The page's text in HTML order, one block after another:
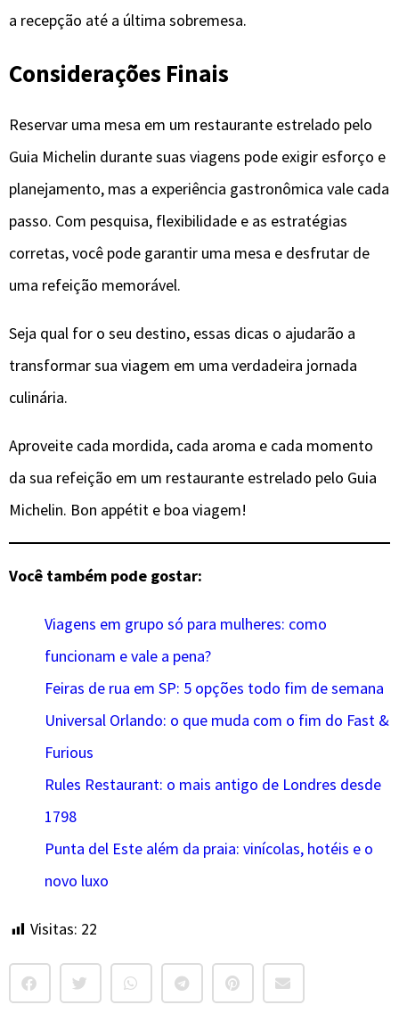
a recepção até a última sobremesa.
Considerações Finais
Reservar uma mesa em um restaurante estrelado pelo
Guia Michelin durante suas viagens pode exigir esforço e
planejamento, mas a experiência gastronômica vale cada
passo. Com pesquisa, flexibilidade e as estratégias
corretas, você pode garantir uma mesa e desfrutar de
uma refeição memorável.
Seja qual for o seu destino, essas dicas o ajudarão a
transformar sua viagem em uma verdadeira jornada
culinária.
Aproveite cada mordida, cada aroma e cada momento
da sua refeição em um restaurante estrelado pelo Guia
Michelin. Bon appétit e boa viagem!
Você também pode gostar:
Viagens em grupo só para mulheres: como
funcionam e vale a pena?
Feiras de rua em SP: 5 opções todo fim de semana
Universal Orlando: o que muda com o fim do Fast &
Furious
Rules Restaurant: o mais antigo de Londres desde
1798
Punta del Este além da praia: vinícolas, hotéis e o
novo luxo
Visitas: 22